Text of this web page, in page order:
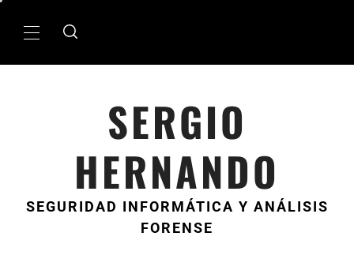
MenÃº
SERGIO
HERNANDO
SEGURIDAD INFORMÁTICA Y ANÁLISIS
FORENSE